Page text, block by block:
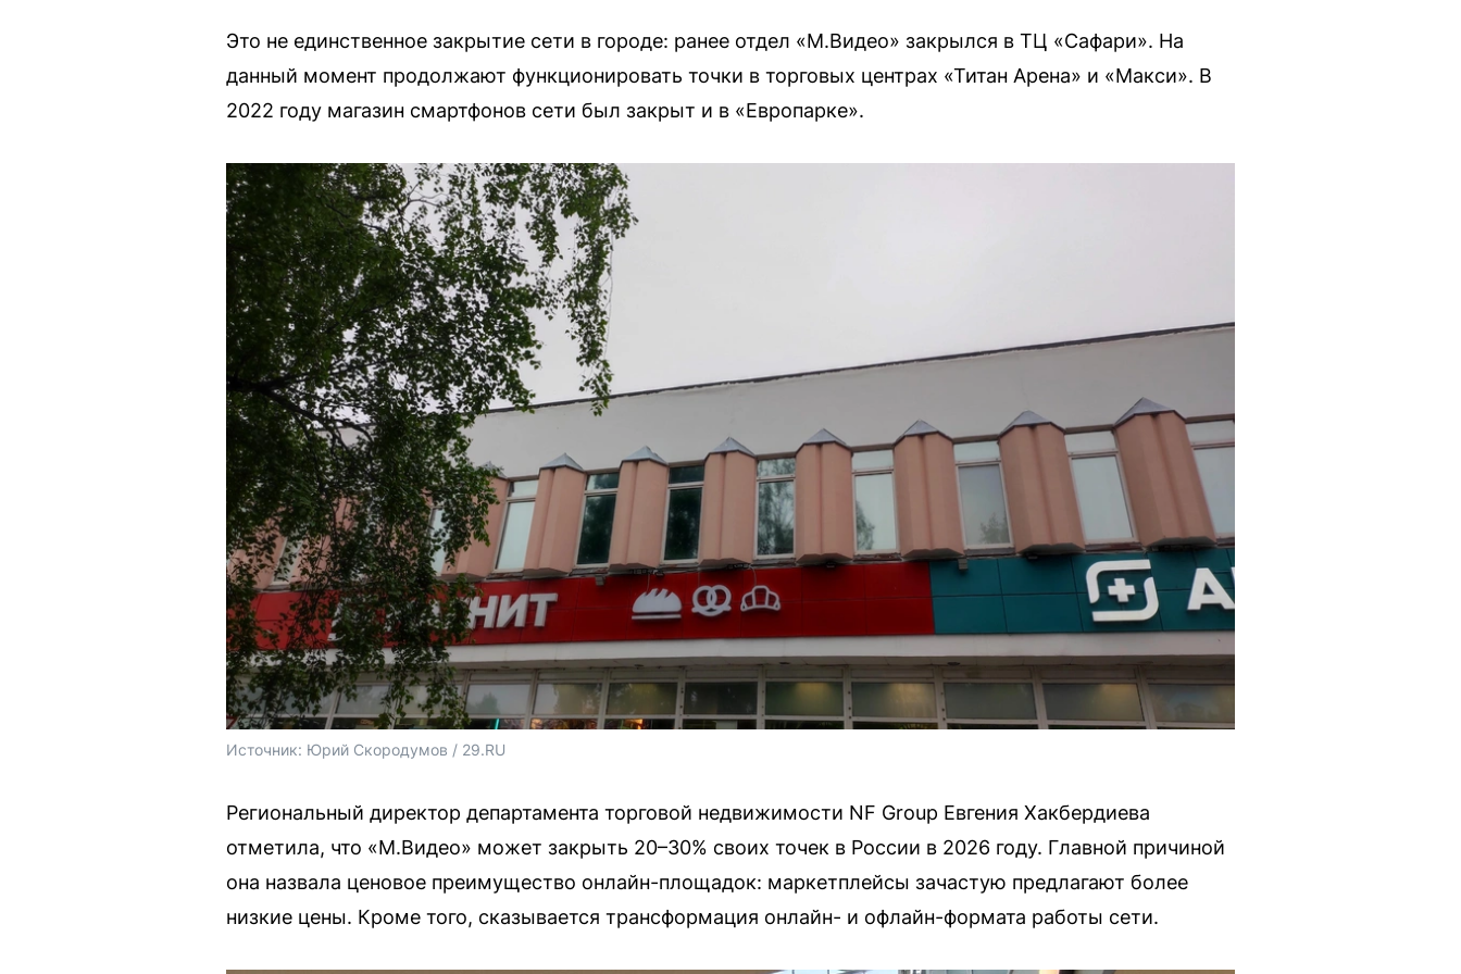
Это не единственное закрытие сети в городе: ранее отдел «М.Видео» закрылся в ТЦ «Сафари». На
данный момент продолжают функционировать точки в торговых центрах «Титан Арена» и «Макси». В
2022 году магазин смартфонов сети был закрыт и в «Европарке».
Источник: Юрий Скородумов / 29.RU
Региональный директор департамента торговой недвижимости NF Group Евгения Хакбердиева
отметила, что «М.Видео» может закрыть 20–30% своих точек в России в 2026 году. Главной причиной
она назвала ценовое преимущество онлайн-площадок: маркетплейсы зачастую предлагают более
низкие цены. Кроме того, сказывается трансформация онлайн- и офлайн-формата работы сети.